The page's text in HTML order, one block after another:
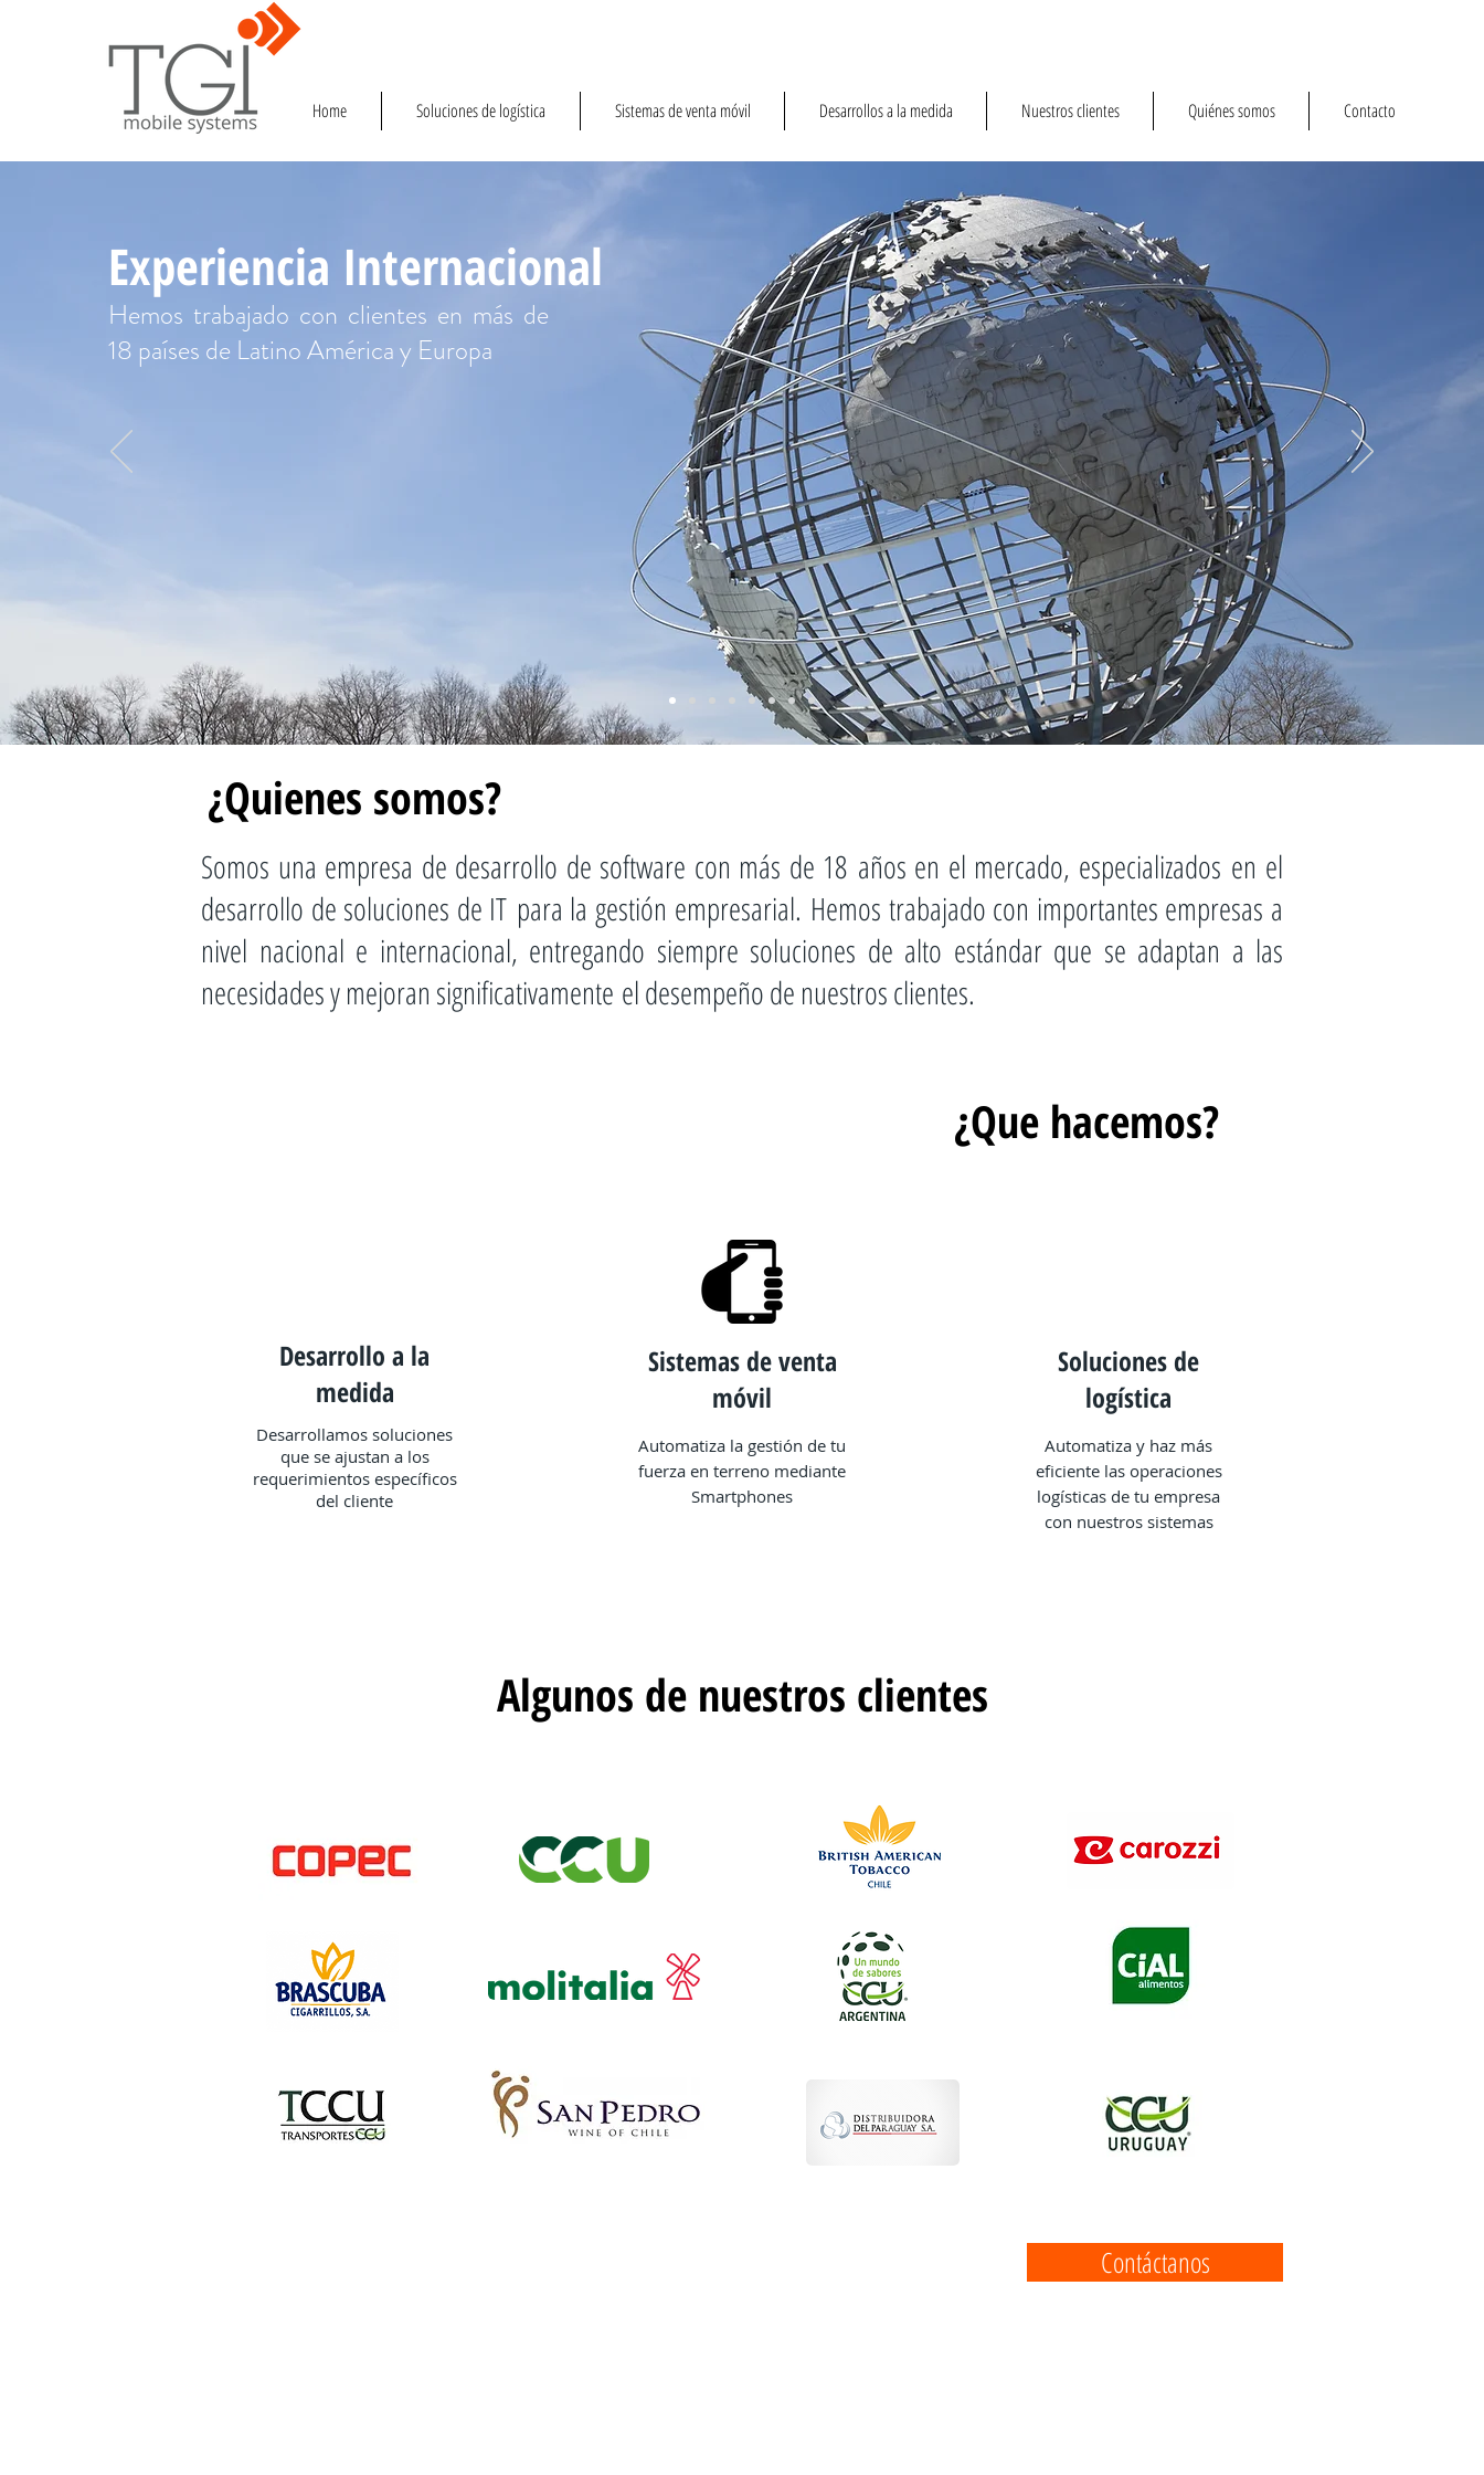
Home Soluciones de logística Sistemas de venta móvil Desarrollos a la medida Nuestros clientes Quiénes somos Contacto
Experiencia Internacional
Hemos trabajado con clientes en más de
18 países de Latino América y Europa
¿Quienes somos?
Somos una empresa de desarrollo de software con más de 18 años en el mercado, especializados en el
desarrollo de soluciones de IT para la gestión empresarial. Hemos trabajado con importantes empresas a
nivel nacional e internacional, entregando siempre soluciones de alto estándar que se adaptan a las
necesidades y mejoran significativamente el desempeño de nuestros clientes.
¿Que hacemos?
Desarrollo a la
medida
Desarrollamos soluciones
que se ajustan a los
requerimientos específicos
del cliente
Sistemas de venta
móvil
Automatiza la gestión de tu
fuerza en terreno mediante
Smartphones
Soluciones de
logística
Automatiza y haz más
eficiente las operaciones
logísticas de tu empresa
con nuestros sistemas
Algunos de nuestros clientes
Contáctanos